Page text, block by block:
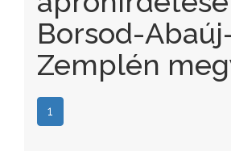
Borsod-
Zemplén
1